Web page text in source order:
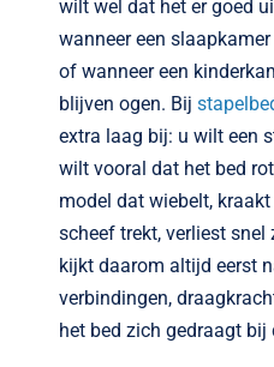
wilt wel dat het er goed
wanneer een
of wanneer een
blijven ogen. Bij
extra laag bij: u wilt een
wilt vooral dat het bed
model dat wiebelt,
scheef trekt, verliest
kijkt daarom altijd eerst
verbindingen,
het bed zich gedraagt bij